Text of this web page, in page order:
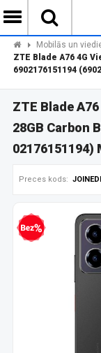
Mobilās un
ZTE Blade A76 4G
6902176151194
ZTE Blade
28GB Carbon
Preces kods:
kredīts